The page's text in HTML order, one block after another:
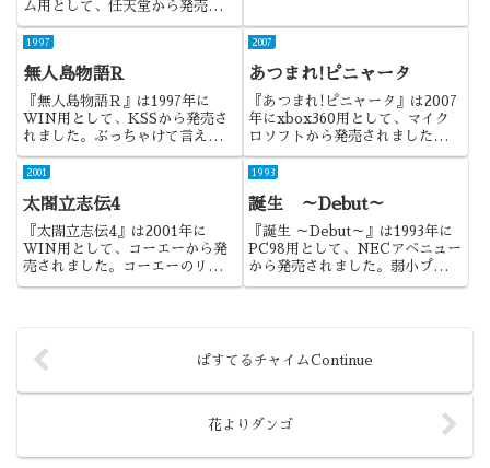
ム用として、任天堂から発売され
ました。ザッピングシステムを用
いつつ、日本の昔話を題材にし
1997
無人島物語R
『無人島物語Ｒ』は1997年に
WIN用として、KSSから発売さ
れました。ぶっちゃけて言えば、
ね。やってるとお腹のすく作品で
2007
あつまれ!ピニャータ
『あつまれ!ピニャータ』は2007
年にxbox360用として、マイク
ロソフトから発売されました。オ
され、正式な日本語移植版は
2001
太閤立志伝4
『太閤立志伝4』は2001年に
WIN用として、コーエーから発
売されました。コーエーのリコエ
1993
誕生 ～Debut～
『誕生 ～Debut～』は1993年に
PC98用として、NECアベニュー
から発売されました。弱小プロダ
ぱすてるチャイムContinue
花よりダンゴ